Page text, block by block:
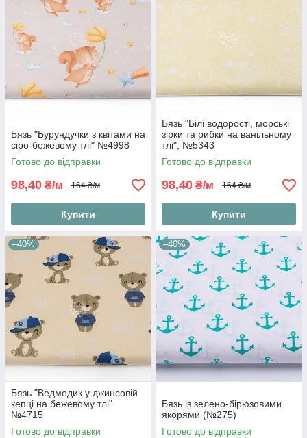
Бязь "Бурундучки з квітами на
сіро-бежевому тлі" №4998
Готово до відправки
98,40 ₴/м 164 ₴/м
Купити
Бязь "Білі водорості, морські
зірки та рибки на ванільному
тлі", №5343
Готово до відправки
98,40 ₴/м 164 ₴/м
Купити
–40%
Бязь "Ведмедик у джинсовій
кепці на бежевому тлі"
№4715
Готово до відправки
–40%
Бязь із зелено-бірюзовими
якорями (№275)
Готово до відправки